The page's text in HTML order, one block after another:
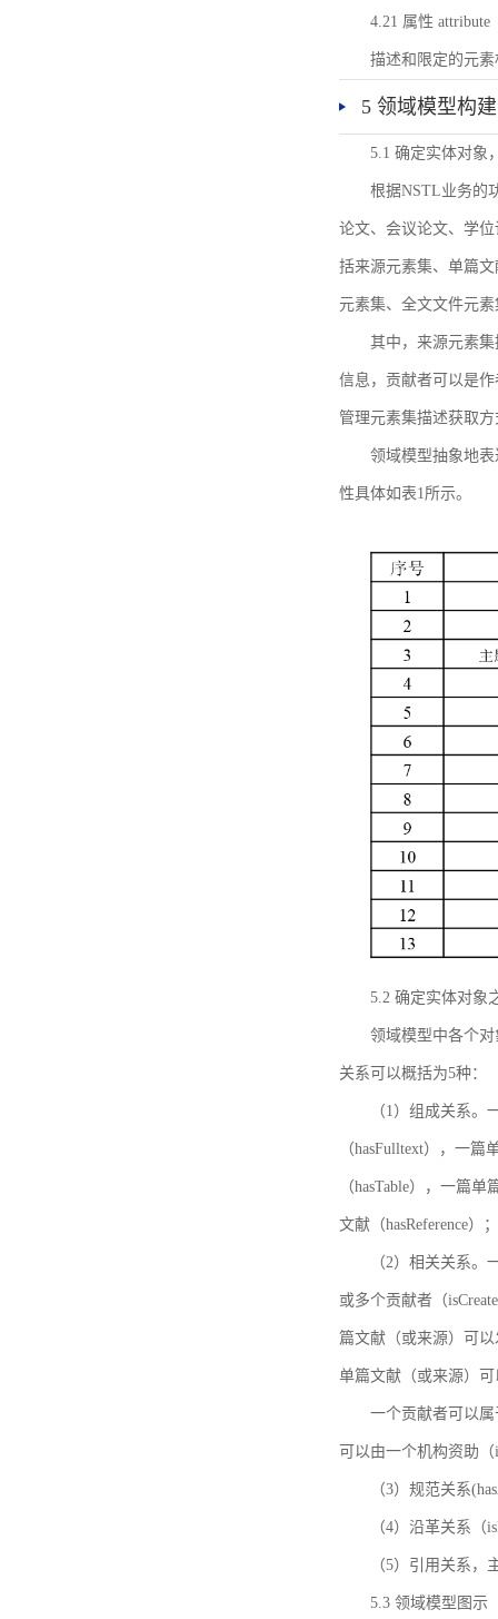
4.21 属性 attribute
描述和限定的元
5 领域模型构建
5.1 确定实体对象
根据NSTL业务的
论文、会议论文、学
括来源元素集、单篇
元素集、全文文件元
其中，来源元素
信息，贡献者可以是
管理元素集描述获取
领域模型抽象地
性具体如表1所示。
5.2 确定实体对象
领域模型中各个
关系可以概括为5种：
（1）组成关系
（hasFulltext），一
（hasTable），一篇
文献（hasReference）；
（2）相关关系
或多个贡献者（
篇文献（或来源）可
单篇文献（或来源）可
一个贡献者可以
可以由一个机构资助（
（3）规范关系
（4）沿革关系
（5）引用关系，
5.3 领域模型图示